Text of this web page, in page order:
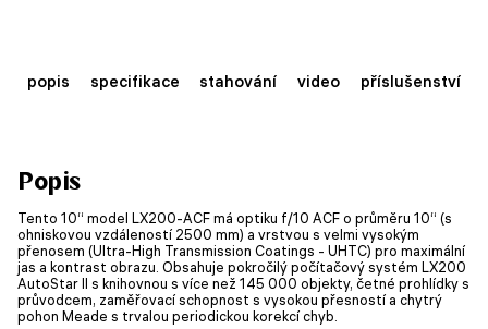
popis specifikace stahování video příslušenství
Popis
Tento 10“ model LX200-ACF má optiku f/10 ACF o průměru 10“ (s
ohniskovou vzdáleností 2500 mm) a vrstvou s velmi vysokým
přenosem (Ultra-High Transmission Coatings - UHTC) pro maximální
jas a kontrast obrazu. Obsahuje pokročilý počítačový systém LX200
AutoStar II s knihovnou s více než 145 000 objekty, četné prohlídky s
průvodcem, zaměřovací schopnost s vysokou přesností a chytrý
pohon Meade s trvalou periodickou korekcí chyb.